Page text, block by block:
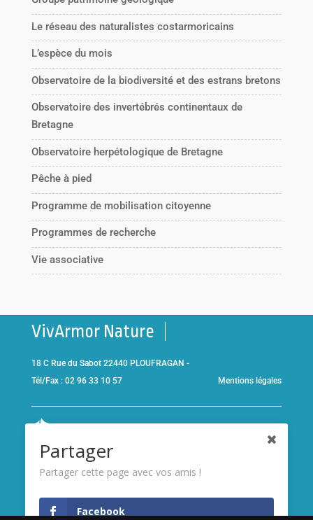
Le réseau des naturalistes costarmoricains
L’espèce du mois
Observatoire de la biodiversité et des estrans bretons
Observatoire des invertébrés continentaux de
Bretagne
Observatoire herpétologique de Bretagne
Pêche à pied
Programme de mobilisation citoyenne
Programmes de recherche
Vie associative
VivArmor Nature
18 C Rue du Sabot 22440 PLOUFRAGAN -
Tél/Fax : 02 96 33 10 57
Mentions légales
Brieucet adhérent de l’association
France Nature
Partager
Partager cette page avec vos amis !
Facebook